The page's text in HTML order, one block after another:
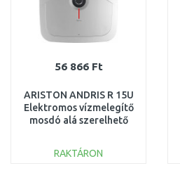
56 866 Ft
ARISTON ANDRIS R 15U
Elektromos vízmelegítő
mosdó alá szerelhető
RAKTÁRON